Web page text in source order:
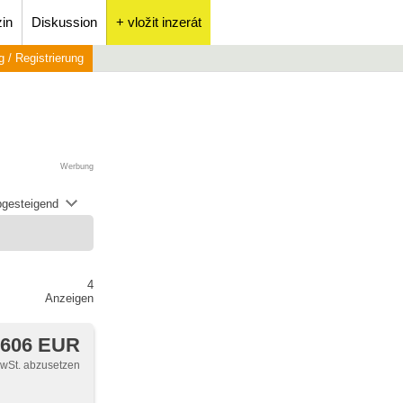
Diskussion + vložit inzerát
/ Registrierung
Werbung
4
Anzeigen
EUR
abzusetzen